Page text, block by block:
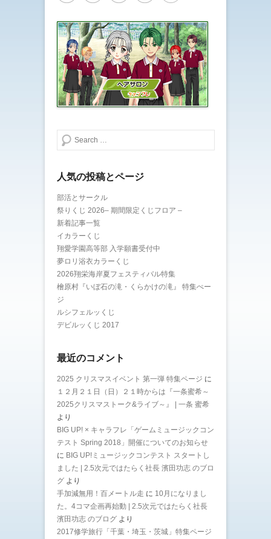
検索する
人気の投稿とページ
部活とサークル
祭りくじ 2026– 期間限定くじフロア –
新着記事一覧
イカラーくじ
翔愛学園高等部 入学願書受付中
夢ロリ浴衣カラーくじ
2026翔栄海岸夏フェスティバル特集
檜原村『いぼ石の滝・くらかけの滝』 特集ぺー
ジ
ルシフェルッくじ
デビルッくじ 2017
最近のコメント
2025 クリスマスイベント 第一弾 特集ページ に
１２月２１日（日）２１時からは『一条蜜希～
2025クリスマストーク&ライブ～』 | 一条 蜜希
より
BIG UP! × キャラフレ「ゲームミュージックコン
テスト Spring 2018」開催についてのお知らせ
に BIG UP!ミュージックコンテスト スタートし
ました | 2.5次元ではたらく社長 濱田功志 のブロ
グ より
手加減無用！百メートル走 に 10月になりまし
た。4コマ企画再始動 | 2.5次元ではたらく社長
濱田功志 のブログ より
2017修学旅行「千葉・埼玉・茨城」特集ページ